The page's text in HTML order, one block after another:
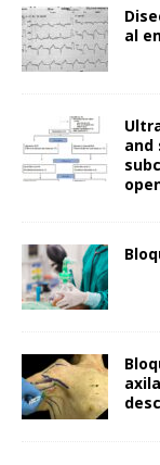
al
and